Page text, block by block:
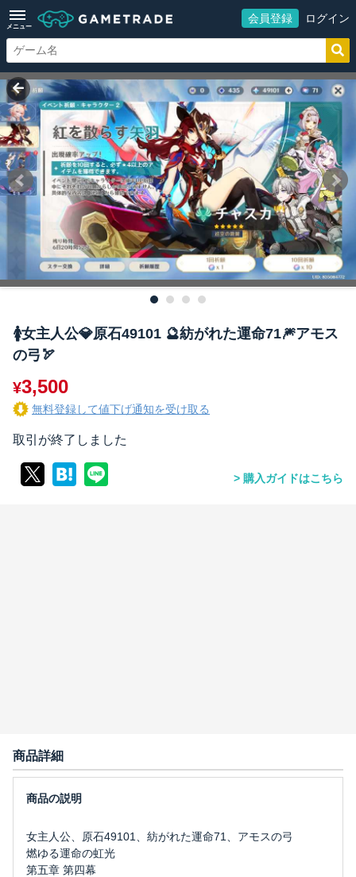
メニュー
会員登録 ログイン
🚺女主人公💎原石49101 🔮紡がれた運命71🎆アモス
の弓🏹
¥3,500
無料登録して値下げ通知を受け取る
取引が終了しました
購入ガイドはこちら
商品詳細
女主人公、原石49101、紡がれた運命71、アモスの弓
燃ゆる運命の虹光
第五章 第四幕